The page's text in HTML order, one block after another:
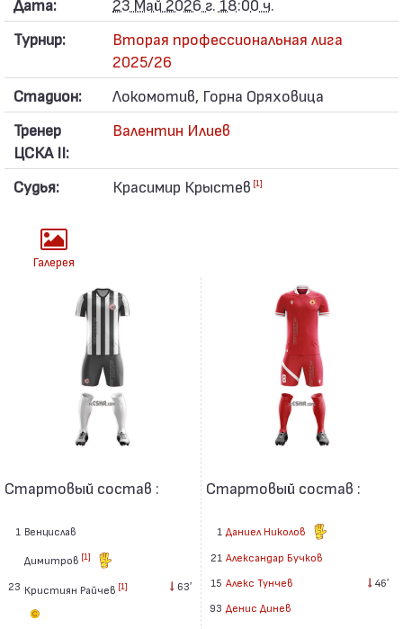
Дата:
23 Май 2026 г. 18:00 ч.
Турнир:
Вторая профессиональная лига
2025/26
Стадион:
Локомотив, Горна Оряховица
Тренер
ЦСКА II:
Валентин Илиев
Судья: Красимир Крыстев [1]
Галерея
Стартовый состав :
1 Венцислав
Димитров [1]
23 Кристиян Райчев [1] 63′
Стартовый состав :
1 Даниел Николов
21 Александар Бучков
15 Алекс Тунчев
46′
93 Денис Динев